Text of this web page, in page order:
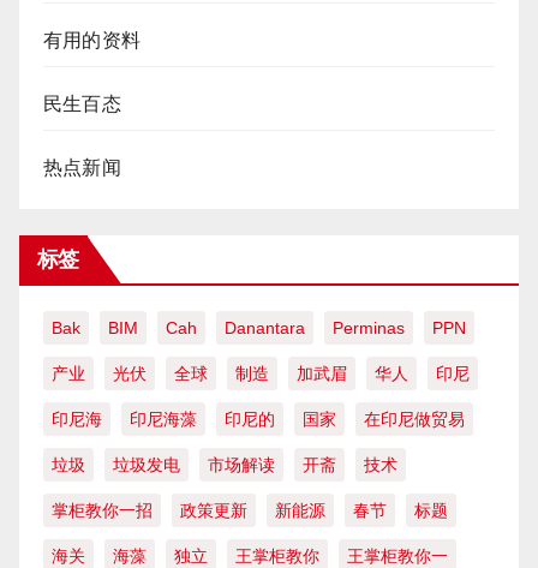
有用的资料
民生百态
热点新闻
标签
Bak BIM Cah Danantara Perminas PPN
产业 光伏 全球 制造 加武眉 华人 印尼
印尼海 印尼海藻 印尼的 国家 在印尼做贸易
垃圾 垃圾发电 市场解读 开斋 技术
掌柜教你一招 政策更新 新能源 春节 标题
海关 海藻 独立 王掌柜教你 王掌柜教你一